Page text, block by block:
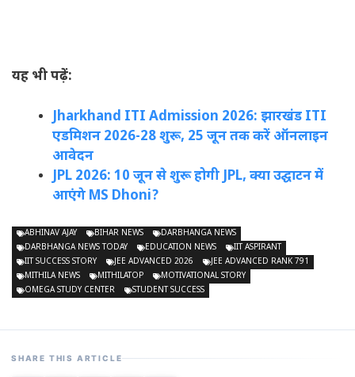
यह भी पढ़ें:
Jharkhand ITI Admission 2026: झारखंड ITI
एडमिशन 2026-28 शुरू, 25 जून तक करें ऑनलाइन
आवेदन
JPL 2026: 10 जून से शुरू होगी JPL, क्या उद्घाटन में
आएंगे MS Dhoni?
ABHINAV AJAY BIHAR NEWS
DARBHANGA NEWS
DARBHANGA NEWS TODAY
EDUCATION NEWS
IIT ASPIRANT
IIT SUCCESS STORY
JEE ADVANCED 2026
JEE ADVANCED RANK 791
MITHILA NEWS
MITHILATOP
MOTIVATIONAL STORY
OMEGA STUDY CENTER
STUDENT SUCCESS
SHARE THIS ARTICLE